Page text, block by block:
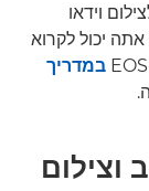
וידאו
יכול לקרוא
במדריך
וצילום